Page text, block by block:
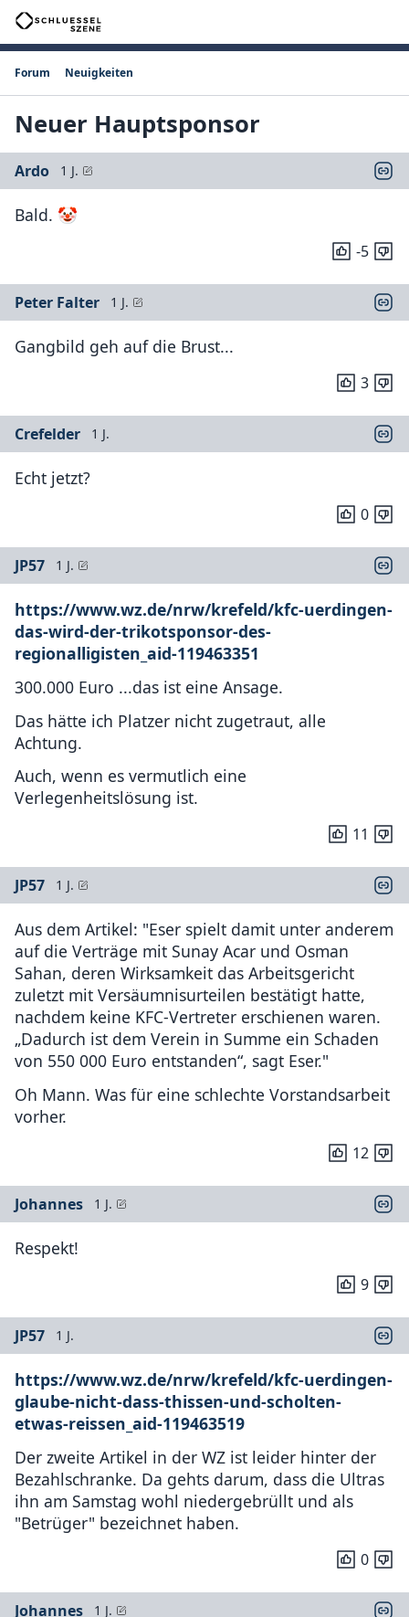
Forum Neuigkeiten
Neuer Hauptsponsor
Ardo 1 J.
Bald. 🤡
-5
Peter Falter 1 J.
Gangbild geh auf die Brust...
3
Crefelder 1 J.
Echt jetzt?
0
JP57 1 J.
https://www.wz.de/nrw/krefeld/kfc-uerdingen-
das-wird-der-trikotsponsor-des-
regionalligisten_aid-119463351
300.000 Euro ...das ist eine Ansage.
Das hätte ich Platzer nicht zugetraut, alle
Achtung.
Auch, wenn es vermutlich eine
Verlegenheitslösung ist.
11
JP57 1 J.
Aus dem Artikel: "Eser spielt damit unter anderem
auf die Verträge mit Sunay Acar und Osman
Sahan, deren Wirksamkeit das Arbeitsgericht
zuletzt mit Versäumnisurteilen bestätigt hatte,
nachdem keine KFC-Vertreter erschienen waren.
„Dadurch ist dem Verein in Summe ein Schaden
von 550 000 Euro entstanden“, sagt Eser."
Oh Mann. Was für eine schlechte Vorstandsarbeit
vorher.
12
Johannes 1 J.
Respekt!
9
JP57 1 J.
https://www.wz.de/nrw/krefeld/kfc-uerdingen-
glaube-nicht-dass-thissen-und-scholten-
etwas-reissen_aid-119463519
Der zweite Artikel in der WZ ist leider hinter der
Bezahlschranke. Da gehts darum, dass die Ultras
ihn am Samstag wohl niedergebrüllt und als
"Betrüger" bezeichnet haben.
0
Johannes 1 J.